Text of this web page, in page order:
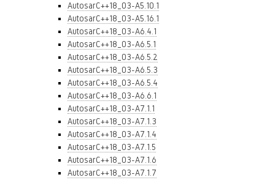
AutosarC++18_03-A5.10.1
AutosarC++18_03-A5.16.1
AutosarC++18_03-A6.4.1
AutosarC++18_03-A6.5.1
AutosarC++18_03-A6.5.2
AutosarC++18_03-A6.5.3
AutosarC++18_03-A6.5.4
AutosarC++18_03-A6.6.1
AutosarC++18_03-A7.1.1
AutosarC++18_03-A7.1.3
AutosarC++18_03-A7.1.4
AutosarC++18_03-A7.1.5
AutosarC++18_03-A7.1.6
AutosarC++18_03-A7.1.7